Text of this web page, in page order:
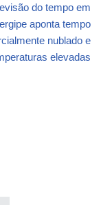
do tempo em
aponta tempo
nublado e
elevadas